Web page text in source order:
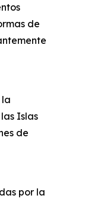
de
la
Islas
de
por la